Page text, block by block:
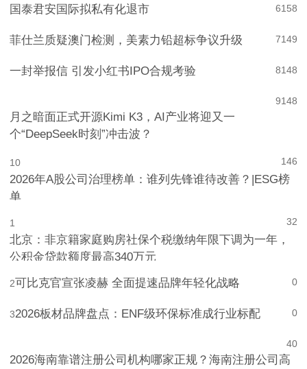
158
6
国泰君安国际拟私有化退市
149
7
菲仕兰质疑澳门检测，美素力铅超标争议升级
148
8
一封举报信 引发小红书IPO合规考验
148
9
月之暗面正式开源Kimi K3，AI产业将迎又一
个“DeepSeek时刻”冲击波？
146
10
2026年A股公司治理榜单：谁列先锋谁待改善？|ESG榜
单
32
1
北京：非京籍家庭购房社保个税缴纳年限下调为一年，
公积金贷款额度最高340万元
0
2可比克官宣张凌赫 全面提速品牌年轻化战略
0
32026板材品牌盘点：ENF级环保标准成行业标配
0
4
2026海南靠谱注册公司机构哪家正规？海南注册公司高